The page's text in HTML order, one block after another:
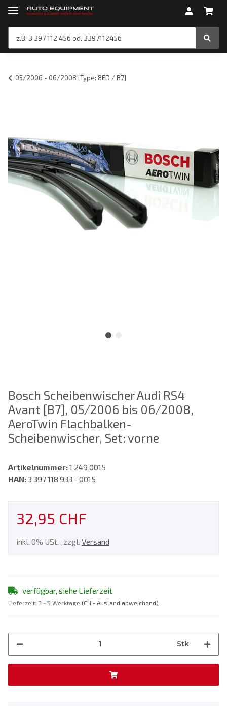
05/2006 - 06/2008 [Type: 8ED / B7]
Bosch Scheibenwischer Audi RS4
Avant [B7], 05/2006 bis 06/2008,
AeroTwin Flachbalken-
Scheibenwischer, Set: vorne
Artikelnummer:1 249 0015
HAN:3 397 118 933 - 0015
32,95 CHF
inkl. 0% USt. , zzgl. Versand
verfügbar, siehe Lieferzeit
Lieferzeit: 3 - 5 Werktage (CH - Ausland abweichend)
Stk